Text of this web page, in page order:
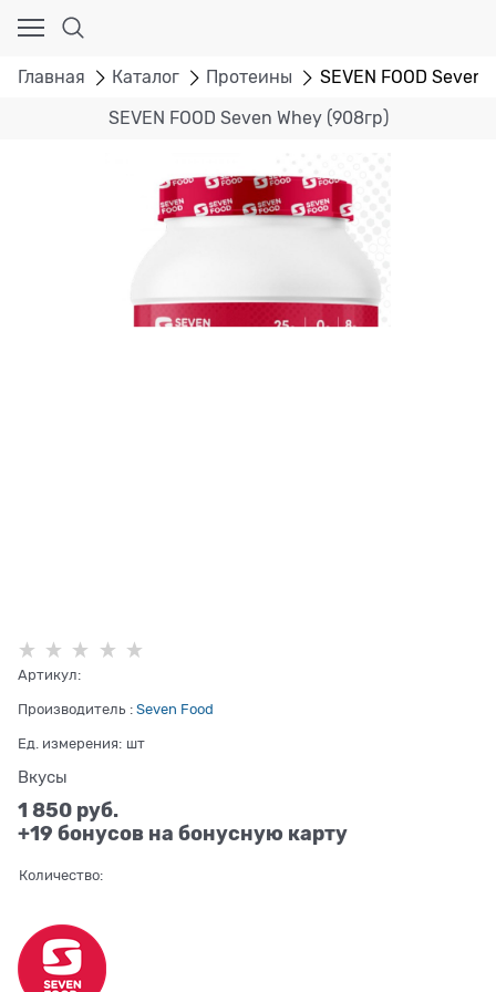
Главная Каталог Протеины SEVEN FOOD Seven
SEVEN FOOD Seven Whey (908гр)
Артикул:
Производитель : Seven Food
Ед. измерения: шт
Вкусы
1 850 руб.
+19 бонусов на бонусную карту
Количество: